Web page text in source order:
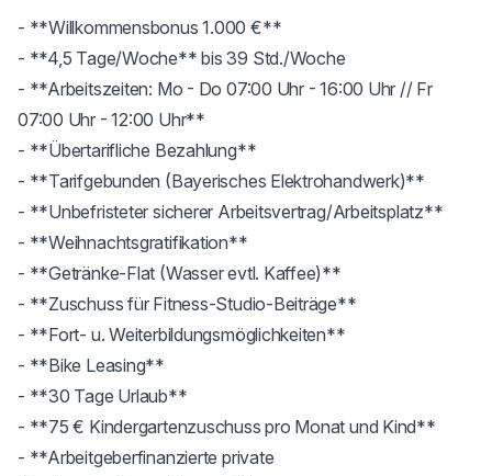
- **Willkommensbonus 1.000 €**
- **4,5 Tage/Woche** bis 39 Std./Woche
- **Arbeitszeiten: Mo - Do 07:00 Uhr - 16:00 Uhr // Fr
07:00 Uhr - 12:00 Uhr**
- **Übertarifliche Bezahlung**
- **Tarifgebunden (Bayerisches Elektrohandwerk)**
- **Unbefristeter sicherer Arbeitsvertrag/Arbeitsplatz**
- **Weihnachtsgratifikation**
- **Getränke-Flat (Wasser evtl. Kaffee)**
- **Zuschuss für Fitness-Studio-Beiträge**
- **Fort- u. Weiterbildungsmöglichkeiten**
- **Bike Leasing**
- **30 Tage Urlaub**
- **75 € Kindergartenzuschuss pro Monat und Kind**
- **Arbeitgeberfinanzierte private